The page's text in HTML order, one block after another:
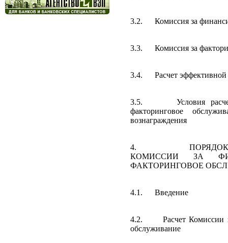
3.2. Комиссия за
3.3. Комиссия за
3.4. Расчет
3.5.
Условия
факторинговое
вознаграждения
4.
КОМИССИИ ЗА
ФАКТОРИНГОВОЕ
4.1. Введение
4.2.
Расчет Комиссии
обслуживание